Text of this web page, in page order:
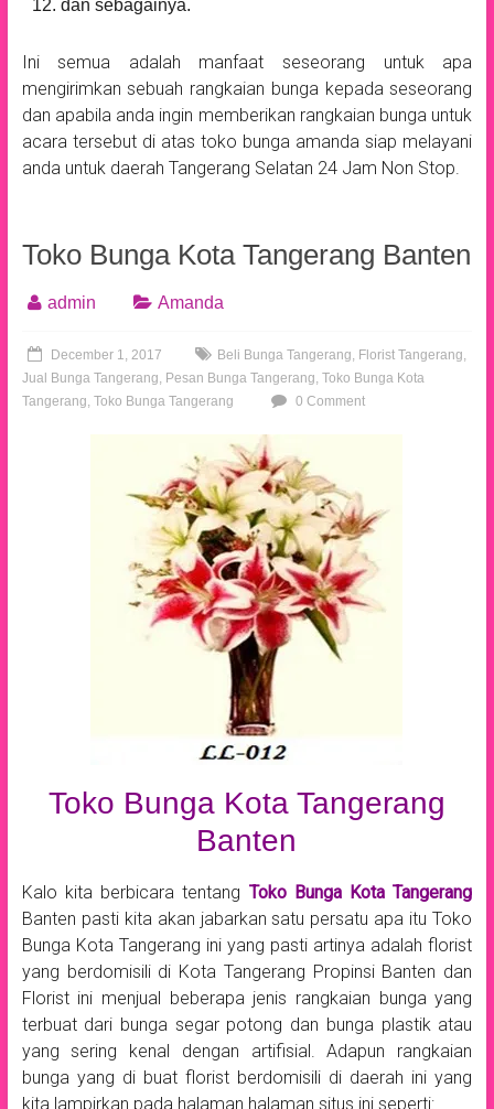
dan sebagainya.
Ini semua adalah manfaat seseorang untuk apa
mengirimkan sebuah rangkaian bunga kepada seseorang
dan apabila anda ingin memberikan rangkaian bunga untuk
acara tersebut di atas toko bunga amanda siap melayani
anda untuk daerah Tangerang Selatan 24 Jam Non Stop.
Toko Bunga Kota Tangerang Banten
admin Amanda
December 1, 2017 Beli Bunga Tangerang, Florist Tangerang,
Jual Bunga Tangerang, Pesan Bunga Tangerang, Toko Bunga Kota
Tangerang, Toko Bunga Tangerang 0 Comment
Toko Bunga Kota Tangerang
Banten
Kalo kita berbicara tentang Toko Bunga Kota Tangerang
Banten pasti kita akan jabarkan satu persatu apa itu Toko
Bunga Kota Tangerang ini yang pasti artinya adalah florist
yang berdomisili di Kota Tangerang Propinsi Banten dan
Florist ini menjual beberapa jenis rangkaian bunga yang
terbuat dari bunga segar potong dan bunga plastik atau
yang sering kenal dengan artifisial. Adapun rangkaian
bunga yang di buat florist berdomisili di daerah ini yang
kita lampirkan pada halaman halaman situs ini seperti: